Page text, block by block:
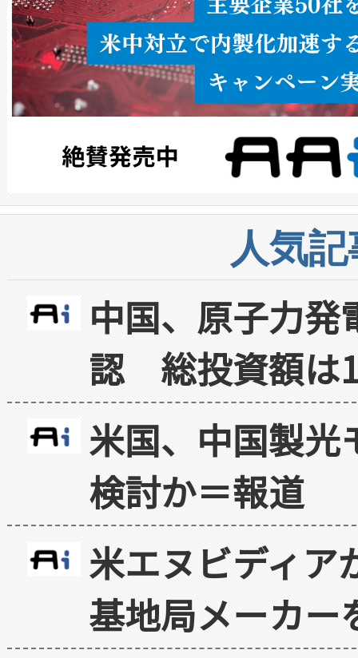
人気
中国、原子力
認 総投資額は
米国、中国製光
検討か＝報道
米エヌビディア
基地局メーカー